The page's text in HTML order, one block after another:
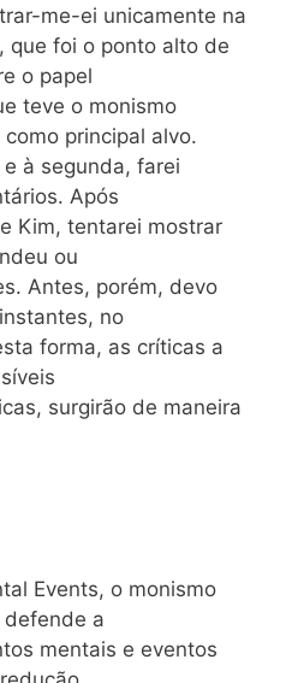
me-ei unicamente na
que foi o ponto alto de
o papel
teve o monismo
principal alvo.
à segunda, farei
Após
Kim, tentarei mostrar
ou
Antes, porém, devo
no
forma, as críticas a
surgirão de maneira
Events, o monismo
defende a
mentais e eventos